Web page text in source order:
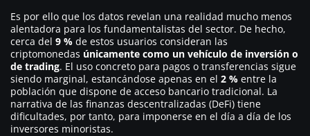
Es por ello que los datos revelan una realidad mucho menos
alentadora para los fundamentalistas del sector. De hecho,
cerca del 9 % de estos usuarios consideran las
criptomonedas únicamente como un vehículo de inversión o
de trading. El uso concreto para pagos o transferencias sigue
siendo marginal, estancándose apenas en el 2 % entre la
población que dispone de acceso bancario tradicional. La
narrativa de las finanzas descentralizadas (DeFi) tiene
dificultades, por tanto, para imponerse en el día a día de los
inversores minoristas.